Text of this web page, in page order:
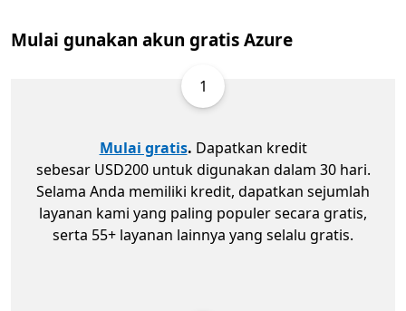
Mulai gunakan akun gratis Azure
1
Mulai gratis. Dapatkan kredit
sebesar USD200 untuk digunakan dalam 30 hari.
Selama Anda memiliki kredit, dapatkan sejumlah
layanan kami yang paling populer secara gratis,
serta 55+ layanan lainnya yang selalu gratis.